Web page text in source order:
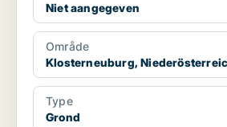
Niet aangegeven
Område
Klosterneuburg,
Type
Grond